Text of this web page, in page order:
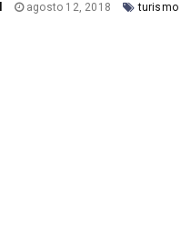
agosto 12, 2018
turismo